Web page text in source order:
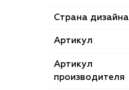
Страна дизайна
Артикул
Артикул
производителя